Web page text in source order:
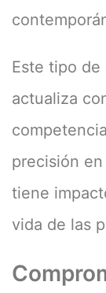
Este tipo
actualiza
precisión
tiene
vida de las